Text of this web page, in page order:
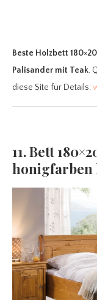
Beste Holzbett
Palisander mit Teak.
diese Site für Details:
11. Bett